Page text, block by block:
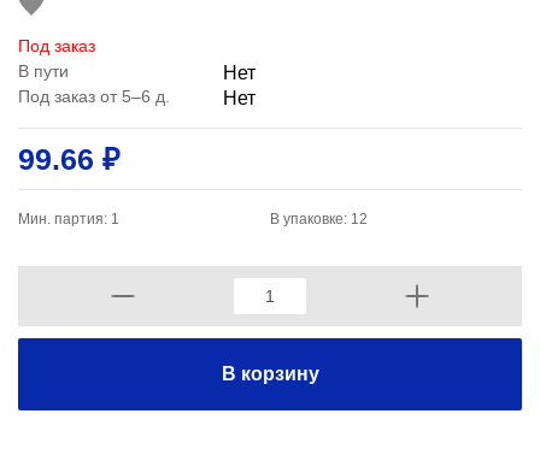
Под заказ
В пути
Нет
Под заказ от 5–6 д. Нет
99.66 ₽
Мин. партия: 1 В упаковке: 12
В корзину